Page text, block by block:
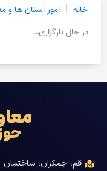
خانه | امور استان ها و
در حال بارگزاری…
قم، جمکران، ساختمان